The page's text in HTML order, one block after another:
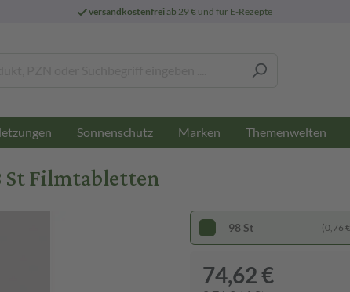
versandkostenfreiab 29 € und für E-Rezepte
Sonnenschutz Marken Themenwelten
St Filmtabletten
98 St (0,76
74,62 €